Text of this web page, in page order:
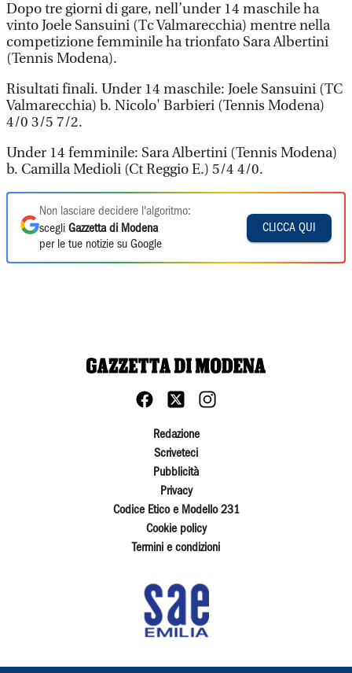
Dopo tre giorni di gare, nell’under 14 maschile ha
vinto Joele Sansuini (Tc Valmarecchia) mentre nella
competizione femminile ha trionfato Sara Albertini
(Tennis Modena).
Risultati finali. Under 14 maschile: Joele Sansuini (TC
Valmarecchia) b. Nicolo' Barbieri (Tennis Modena)
4/0 3/5 7/2.
Under 14 femminile: Sara Albertini (Tennis Modena)
b. Camilla Medioli (Ct Reggio E.) 5/4 4/0.
Non lasciare decidere l'algoritmo:
scegli Gazzetta di Modena
per le tue notizie su Google
CLICCA QUI
Redazione
Scriveteci
Pubblicità
Privacy
Codice Etico e Modello 231
Cookie policy
Termini e condizioni